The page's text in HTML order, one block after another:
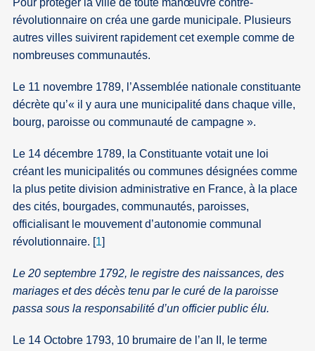
Pour protéger la ville de toute manœuvre contre-
révolutionnaire on créa une garde municipale. Plusieurs
autres villes suivirent rapidement cet exemple comme de
nombreuses communautés.
Le 11 novembre 1789, l’Assemblée nationale constituante
décrète qu’« il y aura une municipalité dans chaque ville,
bourg, paroisse ou communauté de campagne ».
Le 14 décembre 1789, la Constituante votait une loi
créant les municipalités ou communes désignées comme
la plus petite division administrative en France, à la place
des cités, bourgades, communautés, paroisses,
officialisant le mouvement d’autonomie communal
révolutionnaire. 1
Le 20 septembre 1792, le registre des naissances, des
mariages et des décès tenu par le curé de la paroisse
passa sous la responsabilité d’un officier public élu.
Le 14 Octobre 1793, 10 brumaire de l’an II, le terme